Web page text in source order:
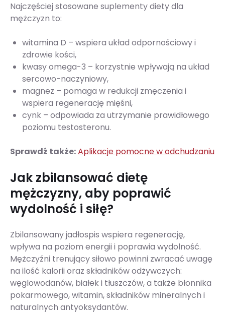
Najczęściej stosowane suplementy diety dla
mężczyzn to:
witamina D – wspiera układ odpornościowy i
zdrowie kości,
kwasy omega-3 – korzystnie wpływają na układ
sercowo-naczyniowy,
magnez – pomaga w redukcji zmęczenia i
wspiera regenerację mięśni,
cynk – odpowiada za utrzymanie prawidłowego
poziomu testosteronu.
Sprawdź także:Aplikacje pomocne w odchudzaniu
Jak zbilansować dietę
mężczyzny, aby poprawić
wydolność i siłę?
Zbilansowany jadłospis wspiera regenerację,
wpływa na poziom energii i poprawia wydolność.
Mężczyźni trenujący siłowo powinni zwracać uwagę
na ilość kalorii oraz składników odżywczych:
węglowodanów, białek i tłuszczów, a także błonnika
pokarmowego, witamin, składników mineralnych i
naturalnych antyoksydantów.